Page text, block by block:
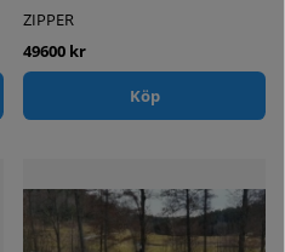
ZIPPER
49600 kr
Köp